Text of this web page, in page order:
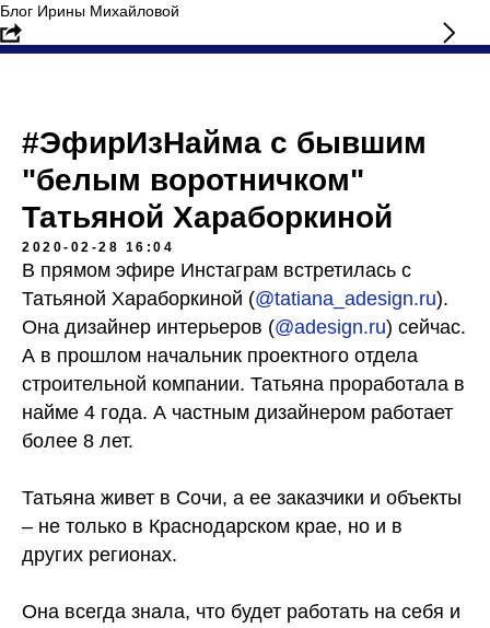
Блог Ирины Михайловой
#ЭфирИзНайма с бывшим
"белым воротничком"
Татьяной Хараборкиной
2020-02-28 16:04
В прямом эфире Инстаграм встретилась с
Татьяной Хараборкиной (@tatiana_adesign.ru).
Она дизайнер интерьеров (@adesign.ru) сейчас.
А в прошлом начальник проектного отдела
строительной компании. Татьяна проработала в
найме 4 года. А частным дизайнером работает
более 8 лет.
Татьяна живет в Сочи, а ее заказчики и объекты
– не только в Краснодарском крае, но и в
других регионах.
Она всегда знала, что будет работать на себя и